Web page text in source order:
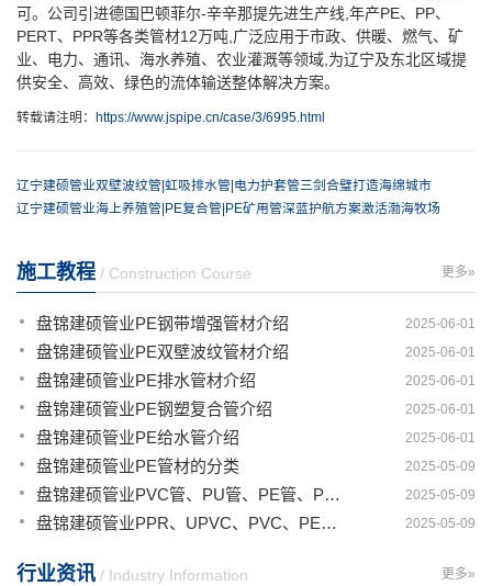
可。公司引进德国巴顿菲尔-辛辛那提先进生产线,年产PE、PP、
PERT、PPR等各类管材12万吨,广泛应用于市政、供暖、燃气、矿
业、电力、通讯、海水养殖、农业灌溉等领域,为辽宁及东北区域提
供安全、高效、绿色的流体输送整体解决方案。
转载请注明： https://www.jspipe.cn/case/3/6995.html
辽宁建硕管业双壁波纹管|虹吸排水管|电力护套管三剑合璧打造海绵城市
辽宁建硕管业海上养殖管|PE复合管|PE矿用管深蓝护航方案激活渤海牧场
更多»
施工教程 / Construction Course
2025-06-01
盘锦建硕管业PE钢带增强管材介绍
2025-06-01
盘锦建硕管业PE双壁波纹管材介绍
2025-06-01
盘锦建硕管业PE排水管材介绍
2025-06-01
盘锦建硕管业PE钢塑复合管介绍
2025-06-01
盘锦建硕管业PE给水管介绍
2025-05-09
盘锦建硕管业PE管材的分类
2025-05-09
盘锦建硕管业PVC管、PU管、PE管、PP管有那些区别
2025-05-09
盘锦建硕管业PPR、UPVC、PVC、PERT、PE、HDPE塑料管材详解
更多»
行业资讯 / Industry Information